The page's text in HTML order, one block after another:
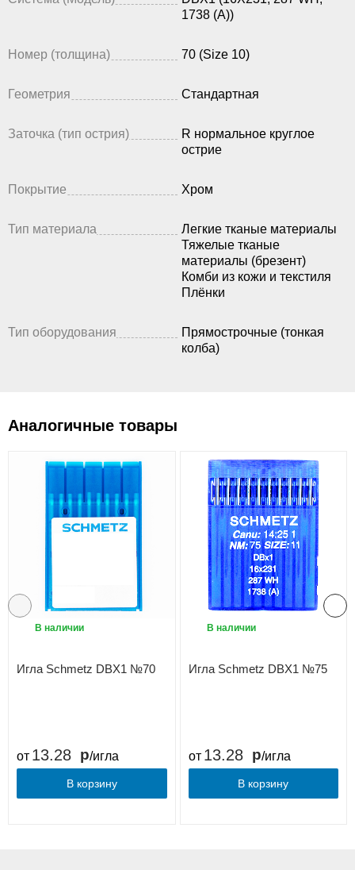
1738 (A))
Номер (толщина) 70 (Size 10)
Геометрия Стандартная
Заточка (тип острия)
R нормальное круглое
острие
Покрытие Хром
Тип материала
Легкие тканые материалы
Тяжелые тканые
материалы (брезент)
Комби из кожи и текстиля
Плёнки
Тип оборудования
Прямострочные (тонкая
колба)
Аналогичные товары
Игла Schmetz DBX1 №70
В наличии
от 13.28 /игла
В корзину
Игла Schmetz DBX1 №75
В наличии
от 13.28 /игла
В корзину